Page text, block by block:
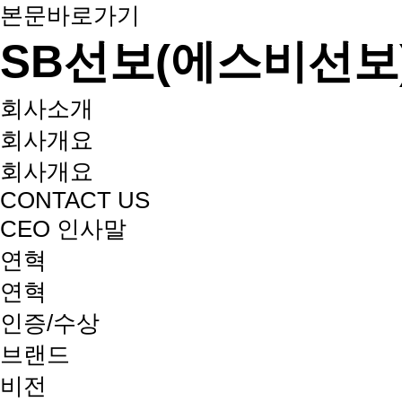
본문바로가기
SB선보(에스비선
회사소개
회사개요
회사개요
CONTACT US
CEO 인사말
연혁
연혁
인증/수상
브랜드
비전